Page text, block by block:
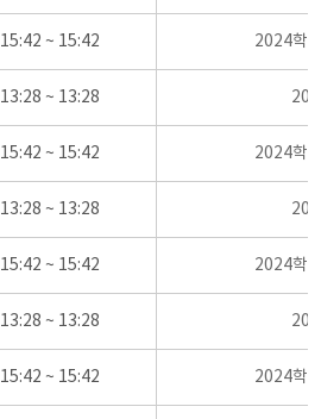
15:42 ~ 15:42 2024학
13:28 ~ 13:28
15:42 ~ 15:42 2024학
13:28 ~ 13:28
15:42 ~ 15:42 2024학
13:28 ~ 13:28
15:42 ~ 15:42 2024학